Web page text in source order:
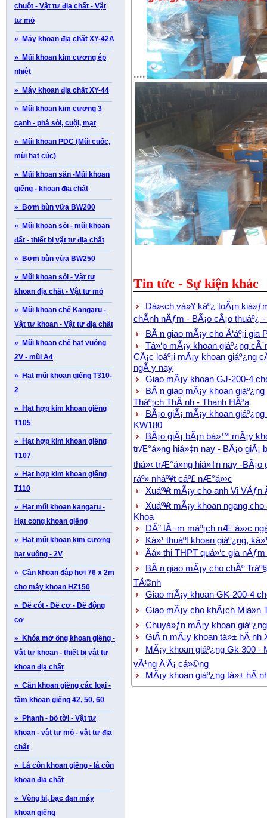
chuột - Vật tư địa chất - Vật
tư mỏ
» Máy khoan địa chất XY-42A
» Mũi khoan kim cương ép
nhiệt
» Máy khoan địa chất XY-44
» Mũi khoan kim cương 3
cạnh - phá sỏi, cuội, mạt
» Mũi khoan PDC (Mũi cuốc,
mũi hạt cúc)
» Mũi khoan sần -Mũi khoan
giếng - khoan địa chất
» Bơm bùn vữa BW200
» Mũi khoan sỏi - mũi khoan
đất - thiết bị vật tư địa chất
» Bơm bùn vữa BW250
» Mũi khoan sỏi - Vật tư
khoan địa chất - Vật tư mỏ
» Mũi khoan chế Kangaru -
Vật tư khoan - Vật tư địa chất
» Mũi khoan chế hạt vuông
2V - mũi A4
» Hạt mũi khoan giếng T310-
2
» Hạt hợp kim khoan giếng
T105
» Hạt hợp kim khoan giếng
T107
» Hạt hợp kim khoan giếng
T110
» Hạt mũi khoan kangaru -
Hạt cong khoan giếng
» Hạt mũi khoan kim cương
hạt vuông - 2V
» Cần khoan đập hơi 76 x 2m
cho máy khoan HZ150
» Đề cót - Đề cơ - Đề động
cơ
» Khóa mở ống khoan giếng -
Vật tư khoan - thiết bị vật tư
khoan địa chất
» Cần khoan giếng các loại -
tầm khoan giếng 42, 50, 60
» Phanh - bố tời - Vật tư
khoan - vật tư mỏ - vật tư địa
chất
» Lá côn khoan giếng - lá côn
khoan địa chất
» Vòng bi, bạc đạn máy
khoan giếng
....
Tin tức - Sự kiện khác
Dá»‹ch vá»¥ káº¿ toÃ¡n
chÃ­nh nÄƒm - BÃ¡o cÃ¡o thuáº¿ -
BÃ n giao mÃ¡y cho Ä‘áº¡i
Tá»‘p mÃ¡y khoan giáº¿ng
CÃ¡c loáº¡i mÃ¡y khoan
ngÃ y nay
Giao mÃ¡y khoan GJ-200-4
BÃ n giao mÃ¡y khoan
Tháº¡ch ThÃ nh - Thanh HÃ³a
BÃ¡o giÃ¡ mÃ¡y khoan
KW180
BÃ¡o giÃ¡ bÃ¡n bá»™ mÃ¡y
trÆ°á»ng hiá»‡n nay - BÃ¡o giÃ¡
thá»‹ trÆ°á»ng hiá»‡n nay -BÃ¡o
ráº» nháº¥t cáº£ nÆ°á»›c
Xuáº¥t mÃ¡y cho anh Vi VÄƒn
Xuáº¥t mÃ¡y khoan ngang
Khoa
DÃ² tÃ¬m máº¡ch nÆ°á»›c
Ká»¹ thuáº­t khoan giáº¿ng,
Äá» thi THPT quá»‘c gia
BÃ n giao mÃ¡y cho chÃº
TÄ©nh
Giao mÃ¡y khoan GK-200-4
Giao mÃ¡y cho khÃ¡ch Miá»n
Chuyá»ƒn mÃ¡y khoan
GiÃ n mÃ¡y khoan tá»± hÃ nh
MÃ¡y khoan giáº¿ng Gk 300 -
vÃ¹ng Ä‘Ã¡ cá»©ng
MÃ¡y khoan giáº¿ng tá»± hÃ